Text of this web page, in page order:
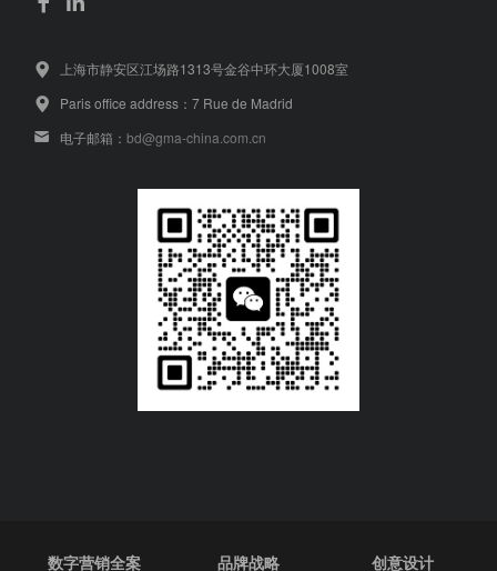
上海市静安区江场路1313号金谷中环大厦1008室
Paris office address：7 Rue de Madrid
电子邮箱： bd@gma-china.com.cn
数字营销全案 品牌战略 创意设计